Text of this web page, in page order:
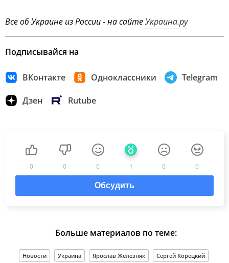
Все об Украине из России - на сайтеУкраина.ру
Подписывайся на
ВКонтакте Одноклассники Telegram
Дзен Rutube
0 0 0 1 0 0
Обсудить
Больше материалов по теме:
Новости Украина Ярослав Железняк Сергей Корецкий